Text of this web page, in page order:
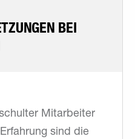
BEI
Mitarbeiter
sind die